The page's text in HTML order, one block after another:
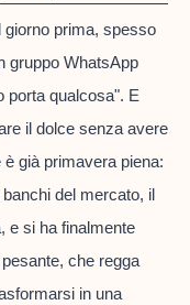
giorno prima, spesso
gruppo WhatsApp
porta qualcosa". E
il dolce senza avere
già primavera piena:
del mercato, il
e si ha finalmente
che regga
in una